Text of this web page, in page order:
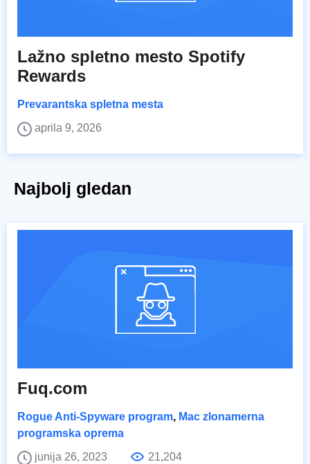
Lažno spletno mesto Spotify
Rewards
Prevarantska spletna mesta
aprila 9, 2026
Najbolj gledan
Fuq.com
Rogue Anti-Spyware program, Mac zlonamerna
programska oprema
junija 26, 2023
21,204